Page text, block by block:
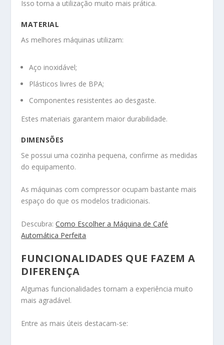
Isso torna a utilização muito mais prática.
MATERIAL
As melhores máquinas utilizam:
Aço inoxidável;
Plásticos livres de BPA;
Componentes resistentes ao desgaste.
Estes materiais garantem maior durabilidade.
DIMENSÕES
Se possui uma cozinha pequena, confirme as medidas
do equipamento.
As máquinas com compressor ocupam bastante mais
espaço do que os modelos tradicionais.
Descubra:Como Escolher a Máquina de Café
Automática Perfeita
FUNCIONALIDADES QUE FAZEM A
DIFERENÇA
Algumas funcionalidades tornam a experiência muito
mais agradável.
Entre as mais úteis destacam-se: